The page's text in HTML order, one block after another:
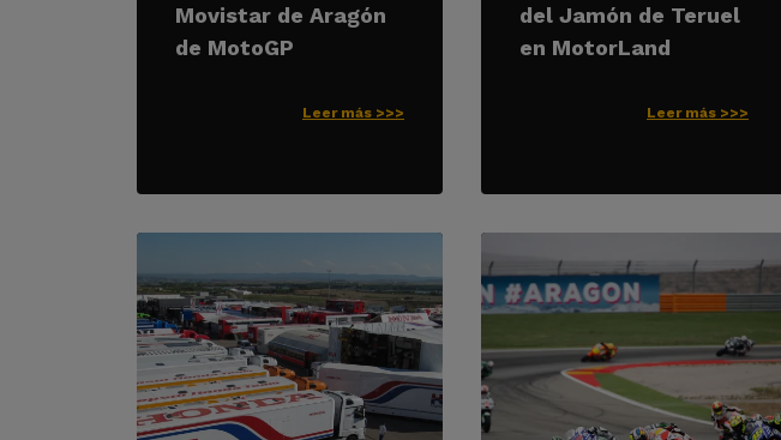
Movistar de Aragón
de MotoGP
Leer más >>>
del Jamón de Teruel
en MotorLand
Leer más >>>